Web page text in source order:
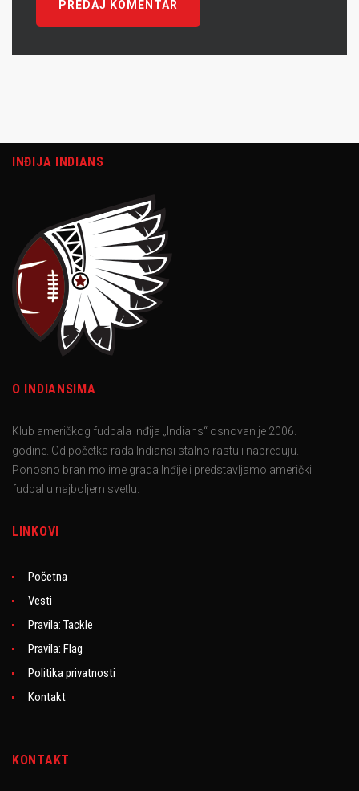
INĐIJA INDIANS
O INDIANSIMA
Klub američkog fudbala Inđija „Indians“ osnovan je 2006.
godine. Od početka rada Indiansi stalno rastu i napreduju.
Ponosno branimo ime grada Inđije i predstavljamo američki
fudbal u najboljem svetlu.
LINKOVI
Početna
Vesti
Pravila: Tackle
Pravila: Flag
Politika privatnosti
Kontakt
KONTAKT